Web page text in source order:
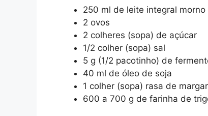
250 ml de leite integral
2 ovos
2 colheres (sopa) de açúcar
1/2 colher (sopa) sal
5 g (1/2 pacotinho) de
40 ml de óleo de soja
1 colher (sopa) rasa de
600 a 700 g de farinha de